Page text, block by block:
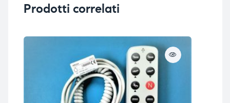
Prodotti correlati